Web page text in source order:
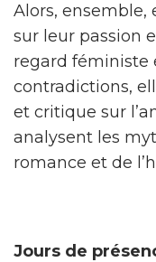
Alors, ensemble,
sur leur passion
regard féministe
contradictions,
et critique sur
analysent les
romance et de
Jours de